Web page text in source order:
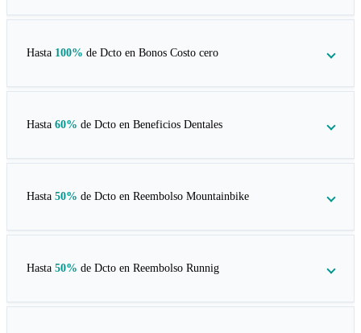
Hasta 100% de Dcto en Bonos Costo cero
Hasta 60% de Dcto en Beneficios Dentales
Hasta 50% de Dcto en Reembolso Mountainbike
Hasta 50% de Dcto en Reembolso Runnig